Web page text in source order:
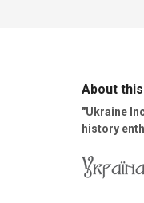
About
"Ukraine
history